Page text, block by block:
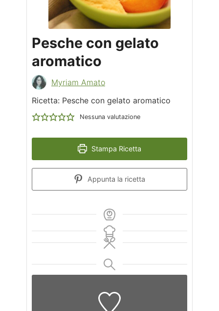
Pesche con gelato
aromatico
Myriam Amato
Ricetta: Pesche con gelato aromatico
Nessuna valutazione
Stampa Ricetta
Appunta la ricetta